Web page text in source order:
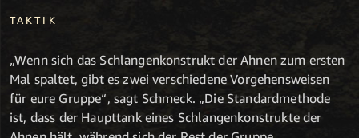
TAKTIK
„Wenn sich das Schlangenkonstrukt der Ahnen zum ersten
Mal spaltet, gibt es zwei verschiedene Vorgehensweisen
für eure Gruppe“, sagt Schmeck. „Die Standardmethode
ist, dass der Haupttank eines Schlangenkonstrukte der